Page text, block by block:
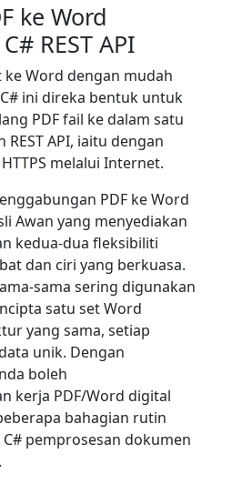
ke Word
REST API
Word dengan mudah
ini direka bentuk untuk
PDF fail ke dalam satu
API, iaitu dengan
melalui Internet.
PDF ke Word
Awan yang menyediakan
kedua-dua fleksibiliti
dan ciri yang berkuasa.
sama sering digunakan
satu set Word
yang sama, setiap
unik. Dengan
boleh
kerja PDF/Word digital
bahagian rutin
pemprosesan dokumen